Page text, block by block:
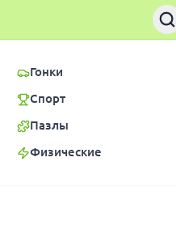
Гонки
Спорт
Пазлы
Физические